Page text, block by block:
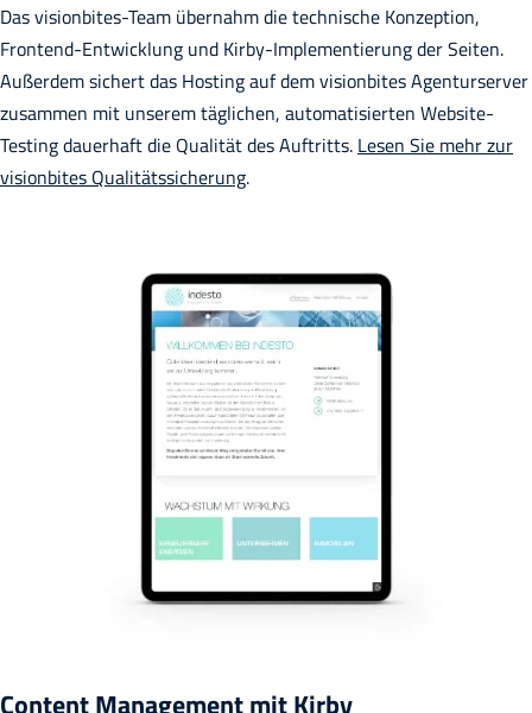
Das visionbites-Team übernahm die technische Konzeption,
Frontend-Entwicklung und Kirby-Implementierung der Seiten.
Außerdem sichert das Hosting auf dem visionbites Agenturserver
zusammen mit unserem täglichen, automatisierten Website-
Testing dauerhaft die Qualität des Auftritts. Lesen Sie mehr zur
visionbites Qualitätssicherung.
Content Management mit Kirby